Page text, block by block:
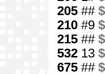
205 ##
210 #9
215 ##
532 13
675 ##